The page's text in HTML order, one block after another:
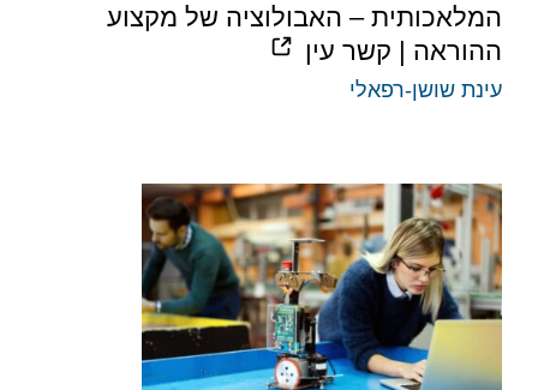
המלאכותית – האבולוציה של מקצוע
ההוראה | קשר עין
עינת שושן-רפאלי